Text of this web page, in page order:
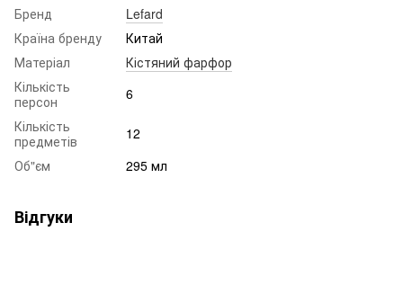
Бренд
Lefard
Країна бренду
Китай
Матеріал
Кістяний фарфор
Кількість
персон
6
Кількість
предметів
12
Об"єм
295 мл
Відгуки